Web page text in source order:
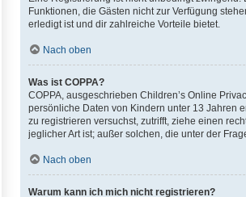
Funktionen, die Gästen nicht zur Verfügung
erledigt ist und dir zahlreiche Vorteile bietet.
Nach oben
Was ist COPPA?
COPPA, ausgeschrieben Children’s Online
persönliche Daten von Kindern unter 13 Jahren
zu registrieren versuchst, zutrifft, ziehe einen
jeglicher Art ist; außer solchen, die unter der
Nach oben
Warum kann ich mich nicht registrieren?